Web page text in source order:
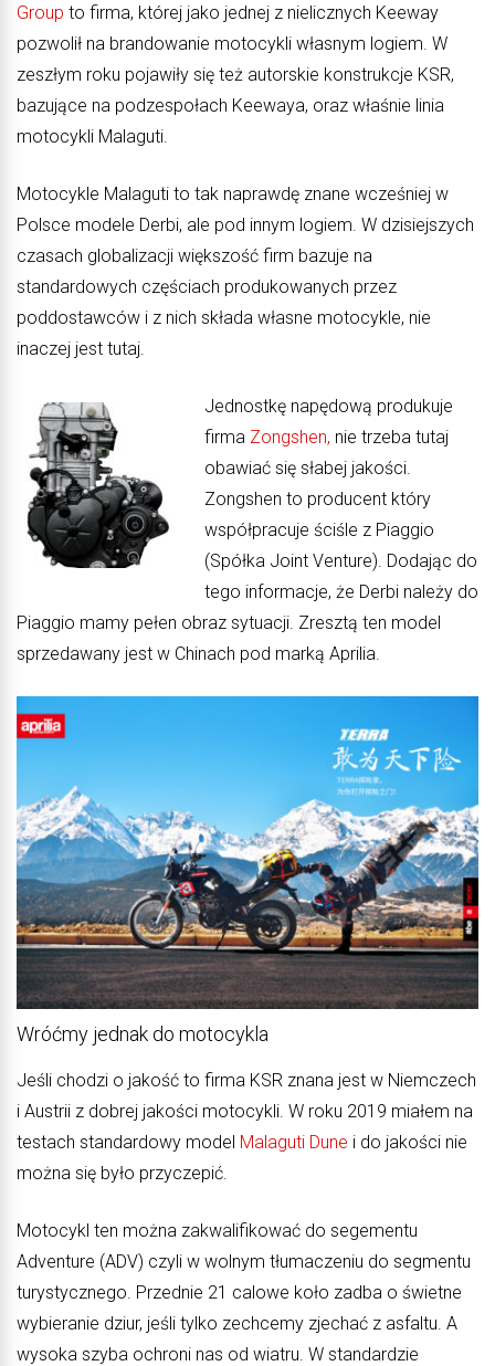
Group to firma, której jako jednej z nielicznych Keeway
pozwolił na brandowanie motocykli własnym logiem. W
zeszłym roku pojawiły się też autorskie konstrukcje KSR,
bazujące na podzespołach Keewaya, oraz właśnie linia
motocykli Malaguti.
Motocykle Malaguti to tak naprawdę znane wcześniej w
Polsce modele Derbi, ale pod innym logiem. W dzisiejszych
czasach globalizacji większość firm bazuje na
standardowych częściach produkowanych przez
poddostawców i z nich składa własne motocykle, nie
inaczej jest tutaj.
Jednostkę napędową produkuje
firma Zongshen, nie trzeba tutaj
obawiać się słabej jakości.
Zongshen to producent który
współpracuje ściśle z Piaggio
(Spółka Joint Venture). Dodając do
tego informacje, że Derbi należy do
Piaggio mamy pełen obraz sytuacji. Zresztą ten model
sprzedawany jest w Chinach pod marką Aprilia.
Wróćmy jednak do motocykla
Jeśli chodzi o jakość to firma KSR znana jest w Niemczech
i Austrii z dobrej jakości motocykli. W roku 2019 miałem na
testach standardowy model Malaguti Dune i do jakości nie
można się było przyczepić.
Motocykl ten można zakwalifikować do segementu
Adventure (ADV) czyli w wolnym tłumaczeniu do segmentu
turystycznego. Przednie 21 calowe koło zadba o świetne
wybieranie dziur, jeśli tylko zechcemy zjechać z asfaltu. A
wysoka szyba ochroni nas od wiatru. W standardzie